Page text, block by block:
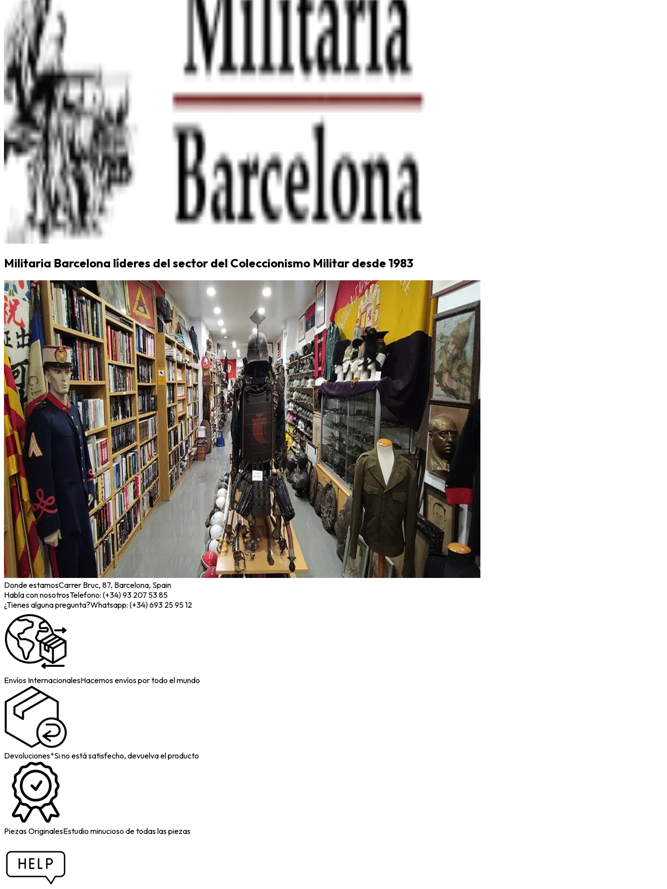
Militaria Barcelona líderes del sector del Coleccionismo Militar desde 1983
Donde estamosCarrer Bruc, 87, Barcelona, Spain
Habla con nosotrosTelefono: (+34) 93 207 53 85
¿Tienes alguna pregunta?Whatsapp: (+34) 693 25 95 12
Envíos InternacionalesHacemos envíos por todo el mundo
Devoluciones*Si no está satisfecho, devuelva el producto
Piezas OriginalesEstudio minucioso de todas las piezas